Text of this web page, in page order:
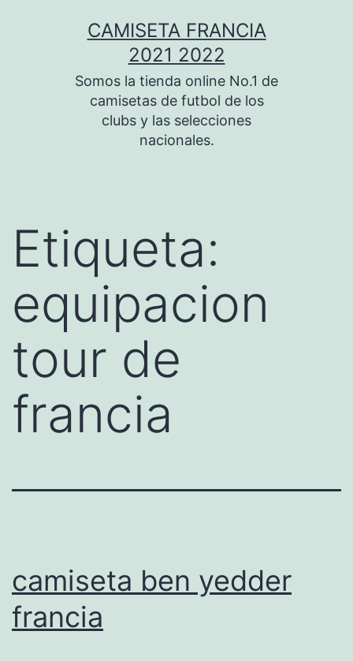
CAMISETA FRANCIA
2021 2022
Somos la tienda online No.1 de
camisetas de futbol de los
clubs y las selecciones
nacionales.
Etiqueta:
equipacion
tour de
francia
camiseta ben yedder
francia